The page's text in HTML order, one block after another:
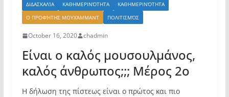
ΔΙΔΑΣΚΑΛΊΑ ΚΑΘΗΜΕΡΙΝΌΤΗΤΑ
ΚΑΘΗΜΕΡΙΝΌΤΗΤΑ
Ο ΠΡΟΦΉΤΗΣ ΜΟΥΧΆΜΜΑΝΤ
ΠΟΛΙΤΙΣΜΌΣ
October 16, 2020 chadmin
Είναι ο καλός μουσουλμάνος,
καλός άνθρωπος;;; Μέρος 2ο
Η δήλωση της πίστεως είναι ο πρώτος και πιο